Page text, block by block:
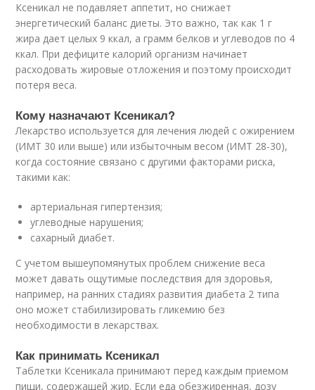
Ксеникал не подавляет аппетит, но снижает
энергетический баланс диеты. Это важно, так как 1 г
жира дает целых 9 ккал, а грамм белков и углеводов по 4
ккал. При дефиците калорий организм начинает
расходовать жировые отложения и поэтому происходит
потеря веса.
Кому назначают Ксеникал?
Лекарство используется для лечения людей с ожирением
(ИМТ 30 или выше) или избыточным весом (ИМТ 28-30),
когда состояние связано с другими факторами риска,
такими как:
артериальная гипертензия;
углеводные нарушения;
сахарный диабет.
С учетом вышеупомянутых проблем снижение веса
может давать ощутимые последствия для здоровья,
например, на ранних стадиях развития диабета 2 типа
оно может стабилизировать гликемию без
необходимости в лекарствах.
Как принимать Ксеникал
Таблетки Ксеникала принимают перед каждым приемом
пищи, содержащей жир. Если еда обезжиренная, дозу